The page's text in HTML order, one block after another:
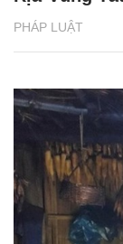
PHÁP LUẬT